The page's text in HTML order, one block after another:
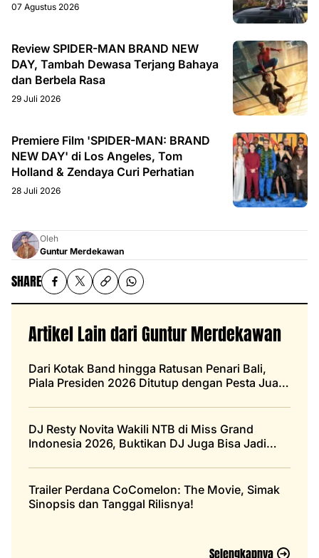
07 Agustus 2026
Review SPIDER-MAN BRAND NEW
DAY, Tambah Dewasa Terjang Bahaya
dan Berbela Rasa
29 Juli 2026
Premiere Film 'SPIDER-MAN: BRAND
NEW DAY' di Los Angeles, Tom
Holland & Zendaya Curi Perhatian
28 Juli 2026
Oleh
Guntur Merdekawan
SHARE
Artikel Lain dari Guntur Merdekawan
Dari Kotak Band hingga Ratusan Penari Bali,
Piala Presiden 2026 Ditutup dengan Pesta Juara
DJ Resty Novita Wakili NTB di Miss Grand
Indonesia 2026, Buktikan DJ Juga Bisa Jadi
Trailer Perdana CoComelon: The Movie, Simak
Sinopsis dan Tanggal Rilisnya!
Selengkapnya